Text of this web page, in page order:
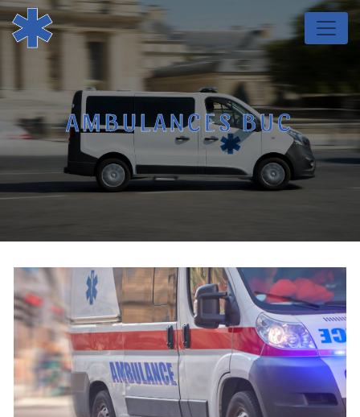
Panneau de gestion des cookies
AMBULANCES BUC